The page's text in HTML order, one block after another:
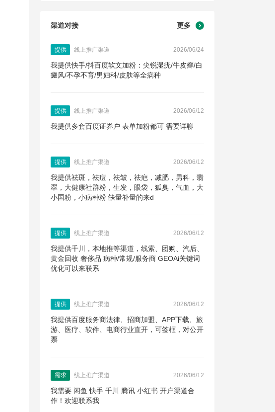
渠道对接 更多
提供 线上推广渠道 2026/06/24
我提供快手/抖百度软文加粉：尖锐湿疣/牛皮癣/白
癜风/不孕不育/男妇科/皮肤等全病种
提供 线上推广渠道 2026/06/12
我提供多套百度证券户 表单加粉都可 需要详聊
提供 线上推广渠道 2026/06/12
我提供祛斑，祛痘，祛皱，祛疤，减肥，男科，翡
翠，大健康社群粉，生发，眼袋，狐臭，气血，大
小国粉，小病种粉 缺量补量的来d
提供 线上推广渠道 2026/06/12
我提供千川，本地推等渠道，线索、团购、汽后、
黄金回收 奢侈品 病种/常规/服务商 GEOAi关键词
优化可以来联系
提供 线上推广渠道 2026/06/12
我提供百度服务商法律、招商加盟、APP下载、旅
游、医疗、软件、电商行业直开，可签框，对公开
票
需求 线上推广渠道 2026/06/12
我需要 闲鱼 快手 千川 腾讯 小红书 开户渠道合
作！欢迎联系我